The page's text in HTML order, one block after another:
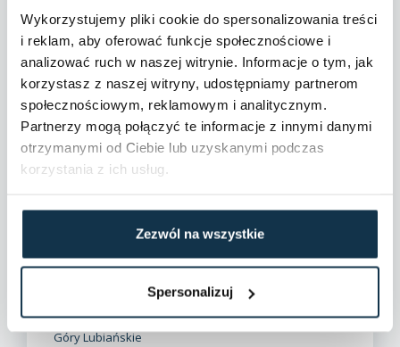
Wykorzystujemy pliki cookie do spersonalizowania treści
i reklam, aby oferować funkcje społecznościowe i
analizować ruch w naszej witrynie. Informacje o tym, jak
korzystasz z naszej witryny, udostępniamy partnerom
społecznościowym, reklamowym i analitycznym.
Partnerzy mogą połączyć te informacje z innymi danymi
otrzymanymi od Ciebie lub uzyskanymi podczas
korzystania z ich usług.
Zezwól na wszystkie
Spersonalizuj
Stan budynku: Do adaptacji
Typ domu: Wolnostojący
Rok budowy: 2022
Garaż/Miejsca parkingowe: Tak
Góry Lubiańskie